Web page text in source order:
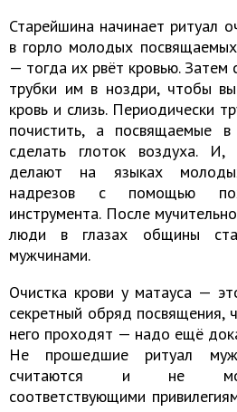
Старейшина начинает ритуал
в горло молодых
— тогда их рвёт кровью. Затем
трубки им в ноздри, чтобы
кровь и слизь. Периодически
почистить, а посвящаемые
сделать глоток воздуха. И,
делают на языках
надрезов с помощью
инструмента. После
люди в глазах общины
мужчинами.
Очистка крови у матауса —
секретный обряд посвящения,
него проходят — надо ещё
Не прошедшие ритуал
считаются и не
соответствующими